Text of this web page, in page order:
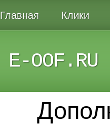
Главная Клики
E-OOF.RU